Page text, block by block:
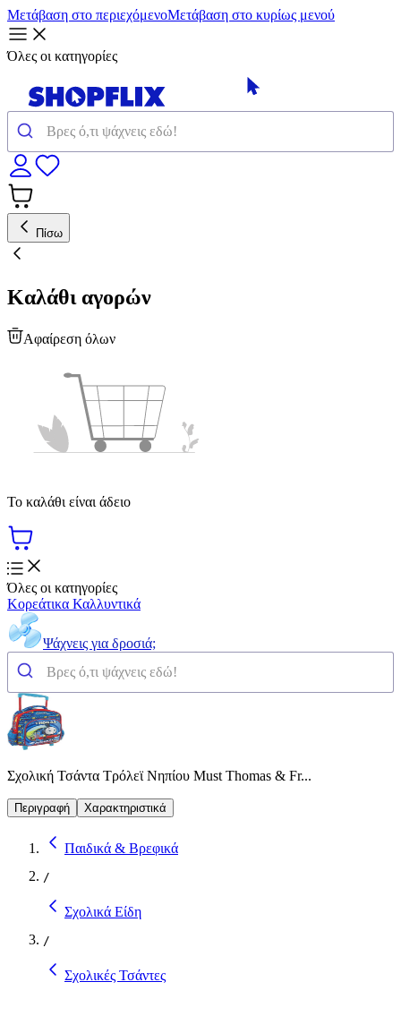
Μετάβαση στο περιεχόμενοΜετάβαση στο κυρίως μενού
Όλες οι κατηγορίες
Πίσω
Καλάθι αγορών
Αφαίρεση όλων
Το καλάθι είναι άδειο
Όλες οι κατηγορίες
Κορεάτικα Καλλυντικά
Ψάχνεις για δροσιά;
Σχολική Τσάντα Τρόλεϊ Νηπίου Must Thomas & Fr...
Περιγραφή Χαρακτηριστικά
Παιδικά & Βρεφικά
/
Σχολικά Είδη
/
Σχολικές Τσάντες